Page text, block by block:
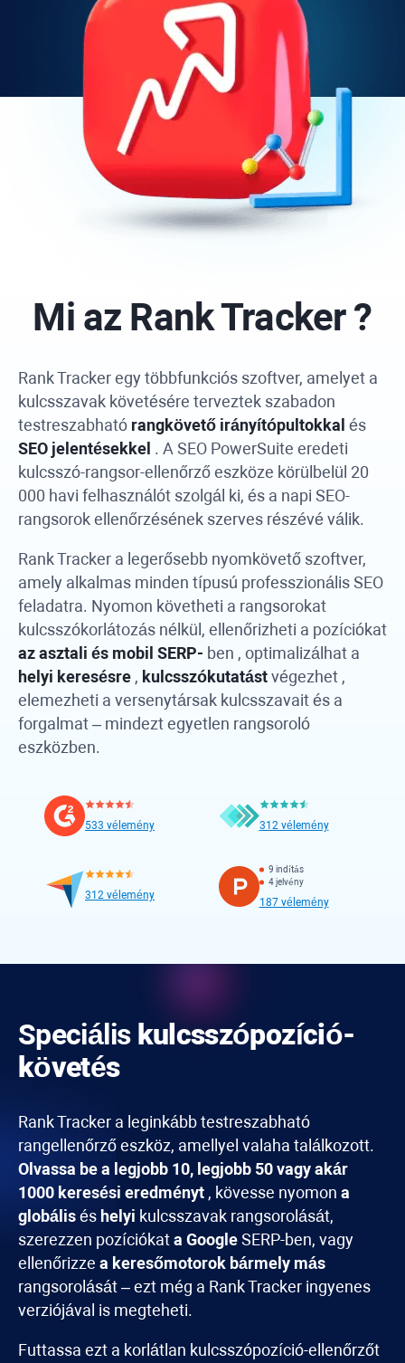
Mi az Rank Tracker?
Rank Trackeregy többfunkciós szoftver, amelyet a
kulcsszavak követésére terveztek szabadon
testreszabható rangkövető irányítópultokkal és
SEO jelentésekkel . A SEO PowerSuite eredeti
kulcsszó-rangsor-ellenőrző eszköze körülbelül 20
000 havi felhasználót szolgál ki, és a napi SEO-
rangsorok ellenőrzésének szerves részévé válik.
Rank Tracker a legerősebb nyomkövető szoftver,
amely alkalmas minden típusú professzionális SEO
feladatra. Nyomon követheti a rangsorokat
kulcsszókorlátozás nélkül, ellenőrizheti a pozíciókat
az asztali és mobil SERP- ben , optimalizálhat a
helyi keresésre , kulcsszókutatástvégezhet ,
elemezheti a versenytársak kulcsszavait és a
forgalmat – mindezt egyetlen rangsoroló
eszközben.
533 vélemény 312 vélemény
312 vélemény
9 indítás
4 jelvény
187 vélemény
Speciális kulcsszópozíció-
követés
Rank Tracker a leginkább testreszabható
rangellenőrző eszköz, amellyel valaha találkozott.
Olvassa be a legjobb 10, legjobb 50 vagy akár
1000 keresési eredményt , kövesse nyomon a
globálisés helyi kulcsszavak rangsorolását,
szerezzen pozíciókata GoogleSERP-ben, vagy
ellenőrizze a keresőmotorok bármely más
rangsorolását – ezt még a Rank Tracker ingyenes
verziójával is megteheti.
Futtassa ezt a korlátlan kulcsszópozíció-ellenőrzőt